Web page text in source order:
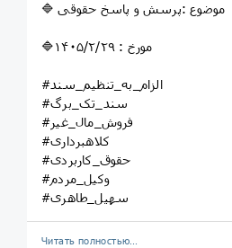
🔷 موضوع :پرسش و پاسخ حقوقی
🔷مورخ : ۱۴۰۵/۲/۲۹
#الزام_به_تنظیم_سند
#سند_تک_برگ
#فروش_مال_غیر
#کلاهبرداری
#حقوق_کاربردی
#وکیل_مردم
#سهیل_طاهری
Читать полностью…